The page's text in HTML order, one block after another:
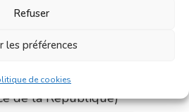
Refuser
les préférences
de cookies
28 août :pharmacie
de la République)